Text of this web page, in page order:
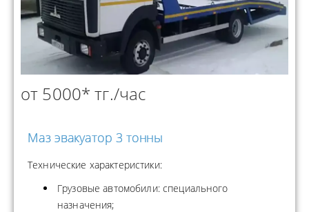
от 5000* тг./час
Маз эвакуатор 3 тонны
Технические характеристики:
Грузовые автомобили: специального
назначения;